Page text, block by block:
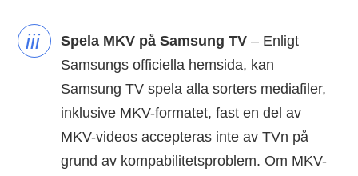
iii Spela MKV på Samsung TV – Enligt
Samsungs officiella hemsida, kan
Samsung TV spela alla sorters mediafiler,
inklusive MKV-formatet, fast en del av
MKV-videos accepteras inte av TVn på
grund av kompabilitetsproblem. Om MKV-